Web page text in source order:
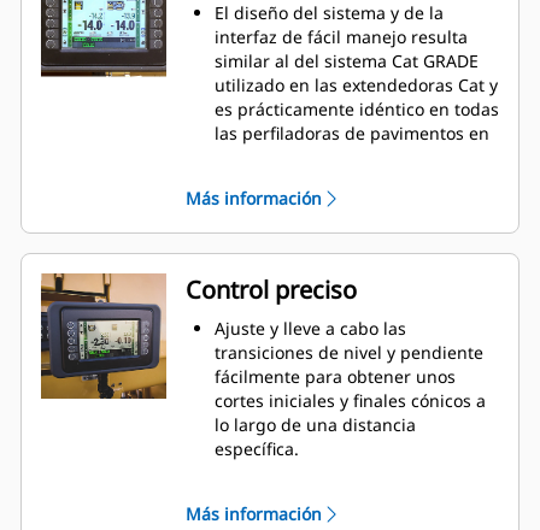
El diseño del sistema y de la
interfaz de fácil manejo resulta
similar al del sistema Cat GRADE
utilizado en las extendedoras Cat y
es prácticamente idéntico en todas
las perfiladoras de pavimentos en
Los operadores podrán tener un
control absoluto del nivel y la
pendiente desde cualquiera de las
cajas de control situadas en el
puesto del operador o a nivel del
suelo.
Grade and Slope mejora otras
funciones de la máquina, como las
transiciones automatizadas de
entrada y salida de los cortes, la
velocidad de penetración
(espera y reanudación).
Más información
Control preciso
Ajuste y lleve a cabo las
transiciones de nivel y pendiente
fácilmente para obtener unos
cortes iniciales y finales cónicos a
lo largo de una distancia
específica.
obtener un óptimo control de la
Más información